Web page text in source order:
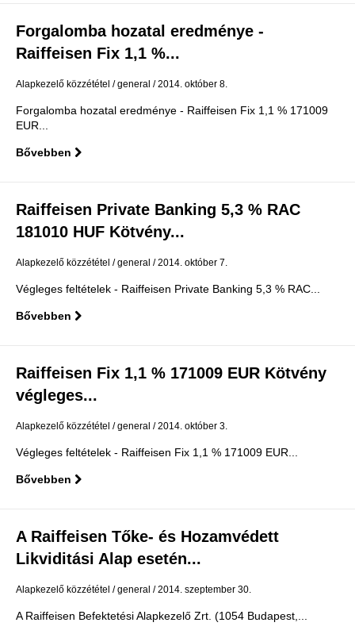
Forgalomba hozatal eredménye -
Raiffeisen Fix 1,1 %...
Alapkezelő közzététel general 2014. október 8.
Forgalomba hozatal eredménye - Raiffeisen Fix 1,1 % 171009
EUR...
Bővebben
Raiffeisen Private Banking 5,3 % RAC
181010 HUF Kötvény...
Alapkezelő közzététel general 2014. október 7.
Végleges feltételek - Raiffeisen Private Banking 5,3 % RAC...
Bővebben
Raiffeisen Fix 1,1 % 171009 EUR Kötvény
végleges...
Alapkezelő közzététel general 2014. október 3.
Végleges feltételek - Raiffeisen Fix 1,1 % 171009 EUR...
Bővebben
A Raiffeisen Tőke- és Hozamvédett
Likviditási Alap esetén...
Alapkezelő közzététel general 2014. szeptember 30.
A Raiffeisen Befektetési Alapkezelő Zrt. (1054 Budapest,...